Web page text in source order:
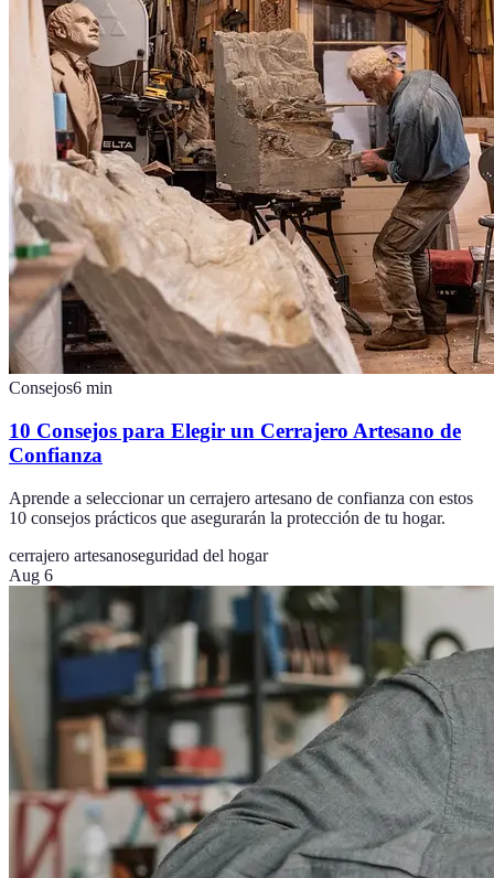
Consejos6 min
10 Consejos para Elegir un Cerrajero Artesano de
Confianza
Aprende a seleccionar un cerrajero artesano de confianza con estos
10 consejos prácticos que asegurarán la protección de tu hogar.
cerrajero artesanoseguridad del hogar
Aug 6